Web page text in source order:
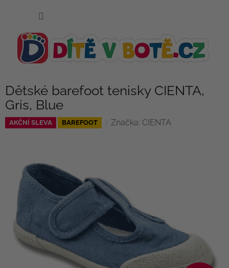
Dětské barefoot tenisky CIENTA,
Gris, Blue
AKČNÍ SLEVA BAREFOOT Značka: CIENTA